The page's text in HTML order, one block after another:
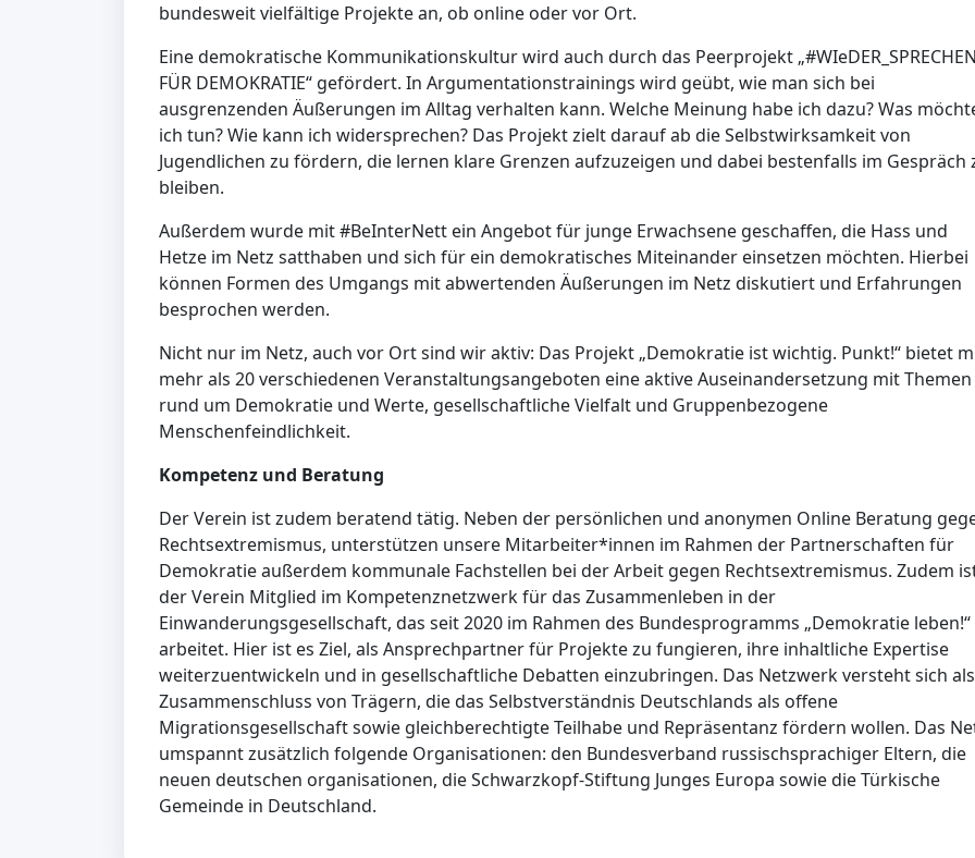
bundesweit vielfältige Projekte an, ob online oder vor Ort.
Eine demokratische Kommunikationskultur wird auch durch das Peerprojekt „#WIeDER_SPRECHEN
FÜR DEMOKRATIE“ gefördert. In Argumentationstrainings wird geübt, wie man sich bei
ausgrenzenden Äußerungen im Alltag verhalten kann. Welche Meinung habe ich dazu? Was
ich tun? Wie kann ich widersprechen? Das Projekt zielt darauf ab die Selbstwirksamkeit von
Jugendlichen zu fördern, die lernen klare Grenzen aufzuzeigen und dabei bestenfalls im Gespräch
bleiben.
Außerdem wurde mit #BeInterNett ein Angebot für junge Erwachsene geschaffen, die Hass und
Hetze im Netz satthaben und sich für ein demokratisches Miteinander einsetzen möchten. Hierbei
können Formen des Umgangs mit abwertenden Äußerungen im Netz diskutiert und Erfahrungen
besprochen werden.
Nicht nur im Netz, auch vor Ort sind wir aktiv: Das Projekt „Demokratie ist wichtig. Punkt!“ bietet
mehr als 20 verschiedenen Veranstaltungsangeboten eine aktive Auseinandersetzung mit Themen
rund um Demokratie und Werte, gesellschaftliche Vielfalt und Gruppenbezogene
Menschenfeindlichkeit.
Kompetenz und Beratung
Der Verein ist zudem beratend tätig. Neben der persönlichen und anonymen Online Beratung
Rechtsextremismus, unterstützen unsere Mitarbeiter*innen im Rahmen der Partnerschaften für
Demokratie außerdem kommunale Fachstellen bei der Arbeit gegen Rechtsextremismus. Zudem
der Verein Mitglied im Kompetenznetzwerk für das Zusammenleben in der
Einwanderungsgesellschaft, das seit 2020 im Rahmen des Bundesprogramms „Demokratie leben!“
arbeitet. Hier ist es Ziel, als Ansprechpartner für Projekte zu fungieren, ihre inhaltliche Expertise
weiterzuentwickeln und in gesellschaftliche Debatten einzubringen. Das Netzwerk versteht sich als
Zusammenschluss von Trägern, die das Selbstverständnis Deutschlands als offene
Migrationsgesellschaft sowie gleichberechtigte Teilhabe und Repräsentanz fördern wollen. Das
umspannt zusätzlich folgende Organisationen: den Bundesverband russischsprachiger Eltern, die
neuen deutschen organisationen, die Schwarzkopf-Stiftung Junges Europa sowie die Türkische
Gemeinde in Deutschland.